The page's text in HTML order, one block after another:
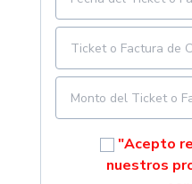
"Acepto
nuestros